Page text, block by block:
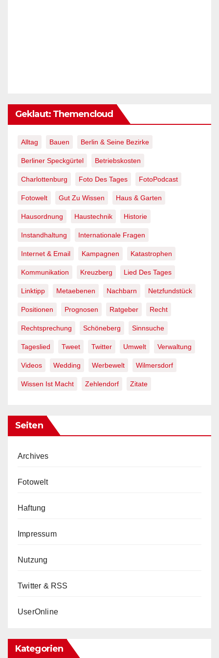
Geklaut: Themencloud
Alltag Bauen Berlin & Seine Bezirke
Berliner Speckgürtel Betriebskosten
Charlottenburg Foto Des Tages FotoPodcast
Fotowelt Gut Zu Wissen Haus & Garten
Hausordnung Haustechnik Historie
Instandhaltung Internationale Fragen
Internet & Email Kampagnen Katastrophen
Kommunikation Kreuzberg Lied Des Tages
Linktipp Metaebenen Nachbarn Netzfundstück
Positionen Prognosen Ratgeber Recht
Rechtsprechung Schöneberg Sinnsuche
Tageslied Tweet Twitter Umwelt Verwaltung
Videos Wedding Werbewelt Wilmersdorf
Wissen Ist Macht Zehlendorf Zitate
Seiten
Archives
Fotowelt
Haftung
Impressum
Nutzung
Twitter & RSS
UserOnline
Kategorien